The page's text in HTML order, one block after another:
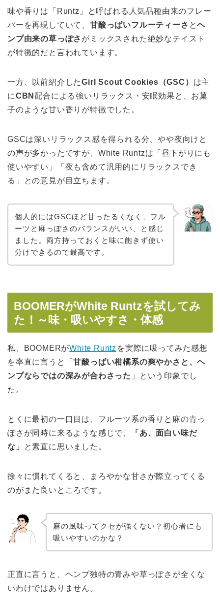
味や香りは「Runtz」と呼ばれる人気品種由来のフレー
バーを再現していて、 甘酸っぱいフルーティーさ とヘ
ンプ由来の草っぽさ がミックスされた絶妙なテイスト
が特徴的だと言われています。
一方、以前紹介したGirl Scout Cookies（GSC） は主
にCBN 配合による強いリラックス・安眠効果と、お菓
子のような甘い香りが特徴でした。
GSCは深いリラックス感を得られる分、やや夜向けと
の声が多かったですが、White Runtzは「昼下がりにも
使いやすい」「夜も含めて汎用的にリラックスでき
る」との意見が目立ちます。
個人的にはGSCほど甘ったるくなく、フル
ーツと麻っぽさのバランスがいい、と感じ
ました。両方持っておくと味に飽きず使い
分けできるので最高です。
BOOMERがWhite Runtzを試してみ
た！～味・吸いやすさ・体感
私、BOOMERがWhite Runtz を実際に吸ってみた感想
を率直に言うと「甘酸っぱい柑橘系の爽やかさと、ヘ
ンプならではの深みが合わさった 」という印象でし
た。
とくに最初の一口目は、フルーツ系の香りと麻の青っ
ぽさが同時に来るような感じで、
「あ、面白い味だ
な」
と素直に思いました。
徐々に慣れてくると、まろやかな甘さが際立ってくる
のがまた良いところです。
麻の風味ってクセが強くない？初心者にも
吸いやすいのかな？
正直に言うと、ヘンプ独特の青みや草っぽさが全くな
いわけではありません。